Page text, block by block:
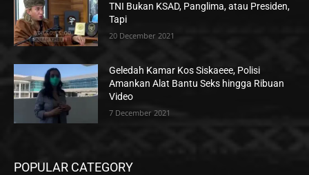
TNI Bukan KSAD, Panglima, atau Presiden,
Tapi
20 December 2021
Geledah Kamar Kos Siskaeee, Polisi
Amankan Alat Bantu Seks hingga Ribuan
Video
7 December 2021
POPULAR CATEGORY